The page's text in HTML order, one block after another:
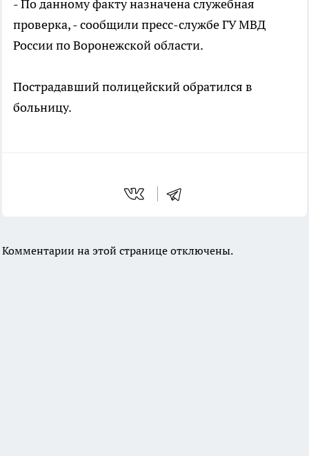
- По данному факту назначена служебная
проверка, - сообщили пресс-службе ГУ МВД
России по Воронежской области.
Пострадавший полицейский обратился в
больницу.
Комментарии на этой странице отключены.